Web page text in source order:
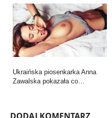
Ukraińska piosenkarka Anna
Zawalska pokazała co…
DODAJ KOMENTARZ